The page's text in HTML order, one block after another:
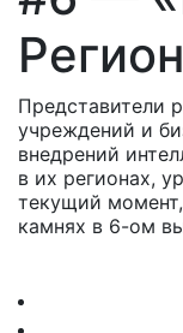
Представители
учреждений и
внедрений
в их регионах,
текущий
камнях в 6-ом